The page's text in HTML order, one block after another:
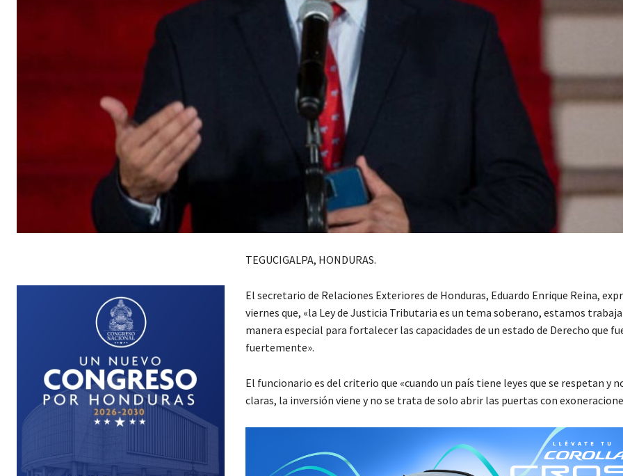
TEGUCIGALPA, HONDURAS.
El secretario de Relaciones Exteriores de Honduras, Eduardo Enrique Reina,
viernes que, «la Ley de Justicia Tributaria es un tema soberano, estamos
manera especial para fortalecer las capacidades de un estado de Derecho que
fuertemente».
El funcionario es del criterio que «cuando un país tiene leyes que se respetan y
claras, la inversión viene y no se trata de solo abrir las puertas con